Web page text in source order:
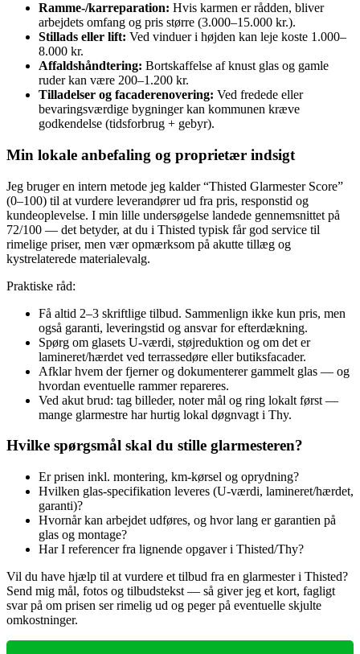
Ramme-/karreparation: Hvis karmen er rådden, bliver
arbejdets omfang og pris større (3.000–15.000 kr.).
Stillads eller lift: Ved vinduer i højden kan leje koste 1.000–
8.000 kr.
Affaldshåndtering: Bortskaffelse af knust glas og gamle
ruder kan være 200–1.200 kr.
Tilladelser og facaderenovering: Ved fredede eller
bevaringsværdige bygninger kan kommunen kræve
godkendelse (tidsforbrug + gebyr).
Min lokale anbefaling og proprietær indsigt
Jeg bruger en intern metode jeg kalder “Thisted Glarmester Score”
(0–100) til at vurdere leverandører ud fra pris, responstid og
kundeoplevelse. I min lille undersøgelse landede gennemsnittet på
72/100 — det betyder, at du i Thisted typisk får god service til
rimelige priser, men vær opmærksom på akutte tillæg og
kystrelaterede materialevalg.
Praktiske råd:
Få altid 2–3 skriftlige tilbud. Sammenlign ikke kun pris, men
også garanti, leveringstid og ansvar for efterdækning.
Spørg om glasets U‑værdi, støjreduktion og om det er
lamineret/hærdet ved terrassedøre eller butiksfacader.
Afklar hvem der fjerner og dokumenterer gammelt glas — og
hvordan eventuelle rammer repareres.
Ved akut brud: tag billeder, noter mål og ring lokalt først —
mange glarmestre har hurtig lokal døgnvagt i Thy.
Hvilke spørgsmål skal du stille glarmesteren?
Er prisen inkl. montering, km‑kørsel og oprydning?
Hvilken glas‑specifikation leveres (U‑værdi, lamineret/hærdet,
garanti)?
Hvornår kan arbejdet udføres, og hvor lang er garantien på
glas og montage?
Har I referencer fra lignende opgaver i Thisted/Thy?
Vil du have hjælp til at vurdere et tilbud fra en glarmester i Thisted?
Send mig mål, fotos og tilbudstekst — så giver jeg et kort, fagligt
svar på om prisen ser rimelig ud og peger på eventuelle skjulte
omkostninger.